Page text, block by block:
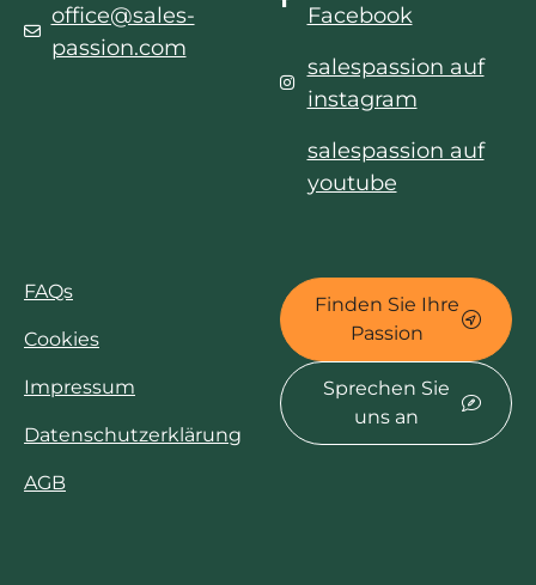
office@sales-
passion.com
Facebook
salespassion auf
instagram
salespassion auf
youtube
FAQs
Cookies
Impressum
Datenschutzerklärung
AGB
Finden Sie Ihre
Passion
Sprechen Sie
uns an